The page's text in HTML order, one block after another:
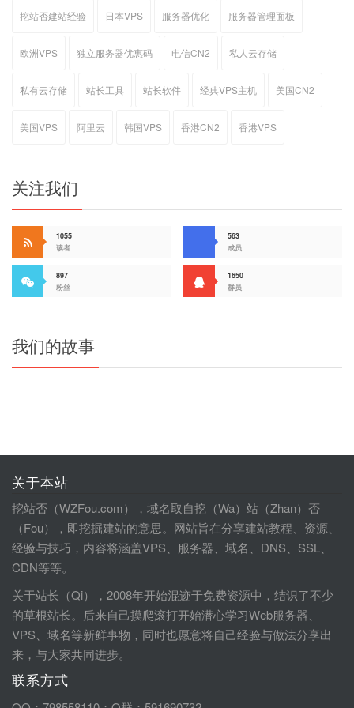
挖站否建站经验 日本VPS 服务器优化 服务器管理面板
欧洲VPS 独立服务器优惠码 电信CN2 私人云存储
私有云存储 站长工具 站长软件 经典VPS主机 美国CN2
美国VPS 阿里云 韩国VPS 香港CN2 香港VPS
关注我们
1055
读者
563
成员
897
粉丝
1650
群员
我们的故事
关于本站
挖站否（WZFou.com），域名取自挖（Wa）站（Zhan）否
（Fou），即挖掘建站的意思。网站旨在分享建站教程、资源、
经验与技巧，内容将涵盖VPS、服务器、域名、DNS、SSL、
CDN等等。
关于站长（Qi），2008年开始混迹于免费资源中，结识了不少
的草根站长。后来自己摸爬滚打开始潜心学习Web服务器、
VPS、域名等新鲜事物，同时也愿意将自己经验与做法分享出
来，与大家共同进步。
联系方式